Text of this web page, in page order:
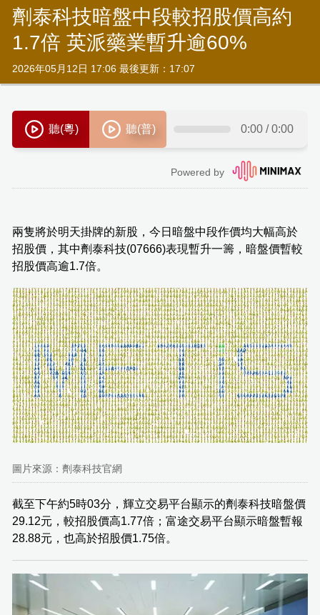
劑泰科技暗盤中段較招股價高約
1.7倍 英派藥業暫升逾60%
2026年05月12日 17:06 最後更新：17:07
兩隻將於明天掛牌的新股，今日暗盤中段作價均大幅高於
招股價，其中劑泰科技(07666)表現暫升一籌，暗盤價暫較
招股價高逾1.7倍。
圖片來源：劑泰科技官網
截至下午約5時03分，輝立交易平台顯示的劑泰科技暗盤價
29.12元，較招股價高1.77倍；富途交易平台顯示暗盤暫報
28.88元，也高於招股價1.75倍。